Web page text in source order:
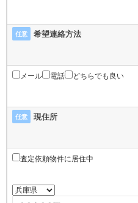
任意 希望連絡方法
メール 電話 どちらでも良い
任意 現住所
査定依頼物件に居住中